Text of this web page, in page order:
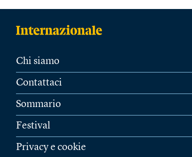
Chi siamo
Contattaci
Sommario
Festival
Privacy e cookie